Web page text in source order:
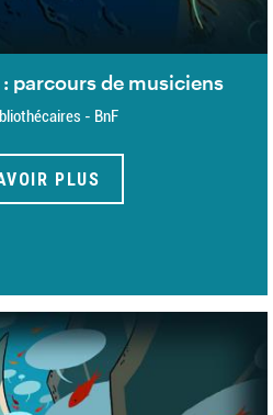
parcours de musiciens
- BnF
PLUS